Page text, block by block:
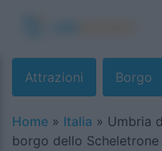
Attrazioni Borgo
Home » Italia » Umbria
borgo dello Scheletrone